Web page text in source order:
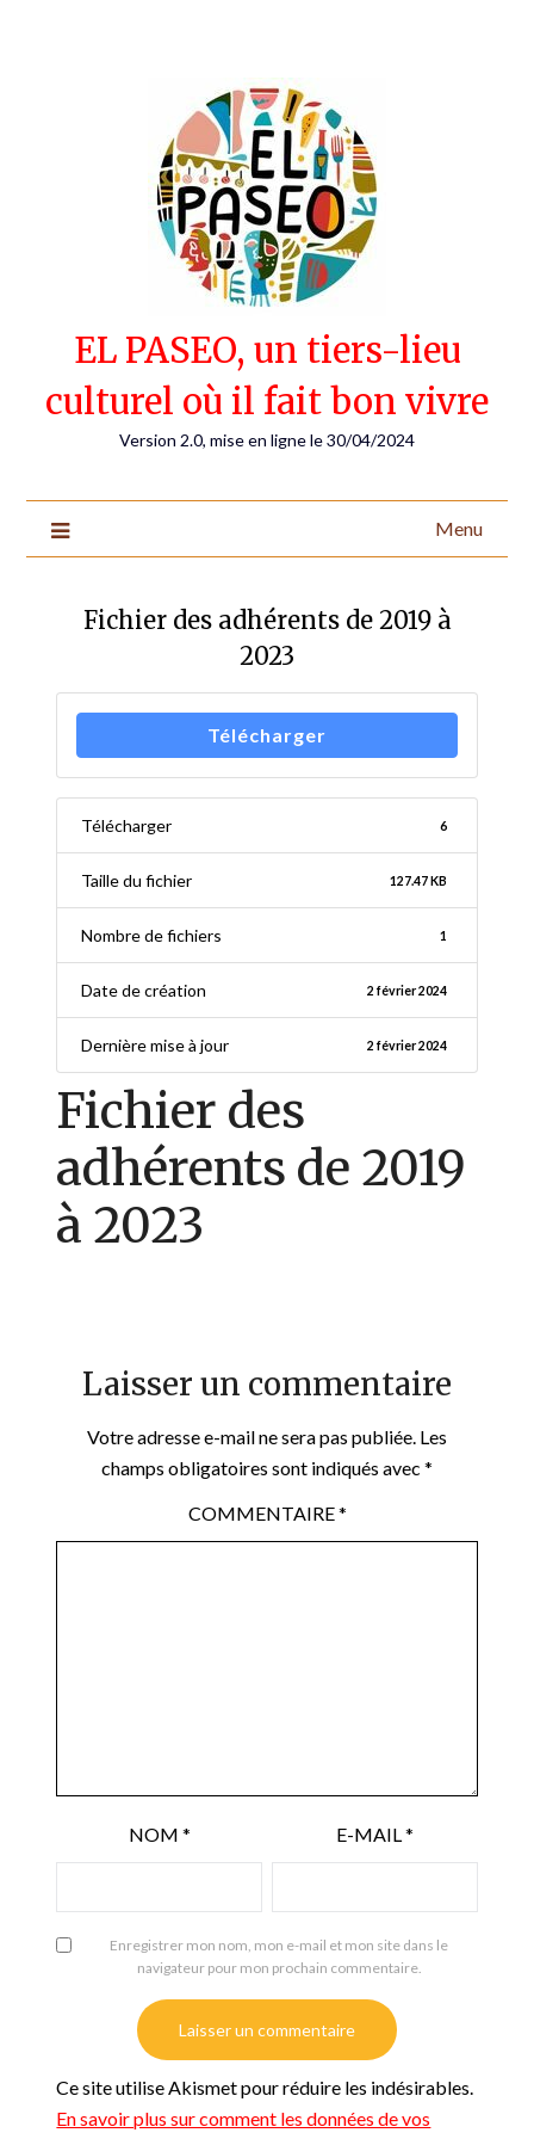
EL PASEO, un tiers-lieu
culturel où il fait bon vivre
Version 2.0, mise en ligne le 30/04/2024
Menu
Fichier des adhérents de 2019 à
2023
Télécharger
Télécharger 6
Taille du fichier 127.47 KB
Nombre de fichiers 1
Date de création 2 février 2024
Dernière mise à jour 2 février 2024
Fichier des
adhérents de 2019
à 2023
Laisser un commentaire
Votre adresse e-mail ne sera pas publiée. Les
champs obligatoires sont indiqués avec *
COMMENTAIRE*
NOM * E-MAIL*
Enregistrer mon nom, mon e-mail et mon site dans le
navigateur pour mon prochain commentaire.
Ce site utilise Akismet pour réduire les indésirables.
En savoir plus sur comment les données de vos